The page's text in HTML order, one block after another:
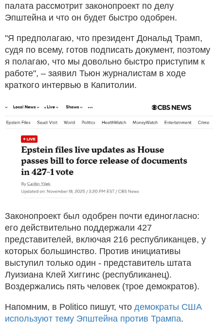
палата рассмотрит законопроект по делу
Эпштейна и что он будет быстро одобрен.
"Я предполагаю, что президент Дональд Трамп,
судя по всему, готов подписать документ, поэтому
я полагаю, что мы довольно быстро приступим к
работе", – заявил Тьюн журналистам в ходе
краткого интервью в Капитолии.
Законопроект был одобрен почти единогласно:
его действительно поддержали 427
представителей, включая 216 республиканцев, у
которых большинство. Против инициативы
выступил только один - представитель штата
Луизиана Клей Хиггинс (республиканец).
Воздержались пять человек (трое демократов).
Напомним, в Politico пишут, что демократы США
используют тему Эпштейна против Трампа.